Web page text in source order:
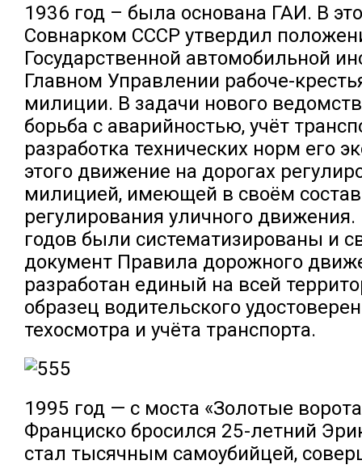
1936 год – была основана ГАИ. В
Совнарком СССР утвердил
Государственной автомобильной
Главном Управлении рабоче-
милиции. В задачи нового
борьба с аварийностью, учёт
разработка технических норм его
этого движение на дорогах
милицией, имеющей в своём
регулирования уличного
годов были систематизированы и
документ Правила дорожного
разработан единый на всей
образец водительского
техосмотра и учёта транспорта.
1995 год — с моста «Золотые
Франциско бросился 25-летний
стал тысячным самоубийцей,